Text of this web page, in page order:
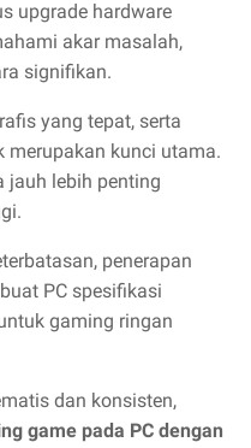
upgrade hardware
akar masalah,
signifikan.
yang tepat, serta
merupakan kunci utama.
jauh lebih penting
penerapan
PC spesifikasi
gaming ringan
dan konsisten,
game pada PC dengan